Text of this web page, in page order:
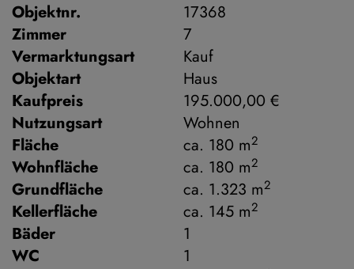
Objektnr.
17368
Zimmer
7
Vermarktungsart
Kauf
Objektart
Haus
Kaufpreis
195.000,00 €
Nutzungsart
Wohnen
Fläche
ca. 180 m2
Wohnfläche ca. 180 m2
Grundfläche ca. 1.323 m2
Kellerfläche ca. 145 m2
Bäder
1
WC
1